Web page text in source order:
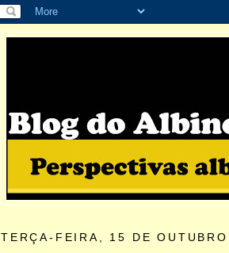
TERÇA-FEIRA, 15 DE